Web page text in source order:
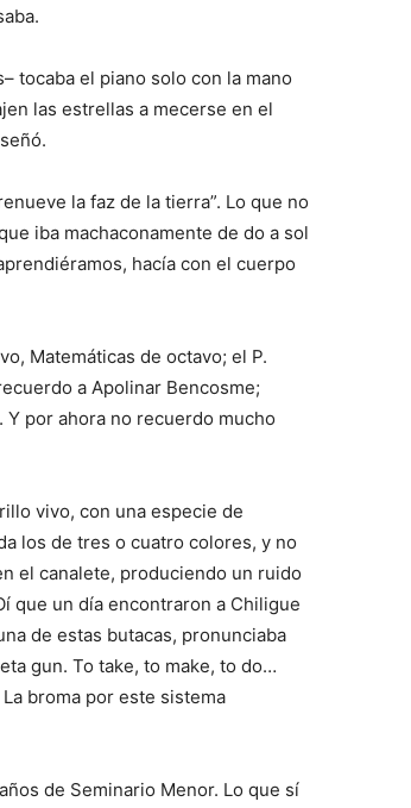
to­caba el piano solo con la mano
las estrellas a mecerse en el
la faz de la tierra”. Lo que no
iba machaconamente de do a sol
hacía con el cuerpo
Matemáticas de octavo; el P.
a Apolinar Ben­cosme;
por aho­ra no recuerdo mucho
vivo, con una especie de
los de tres o cuatro colores, y no
el canalete, produciendo un ruido
que un día encontraron a Chi­ligue
de estas bu­tacas, pronunciaba
gun. To take, to make, to do…
broma por este sistema
de Seminario Menor. Lo que sí